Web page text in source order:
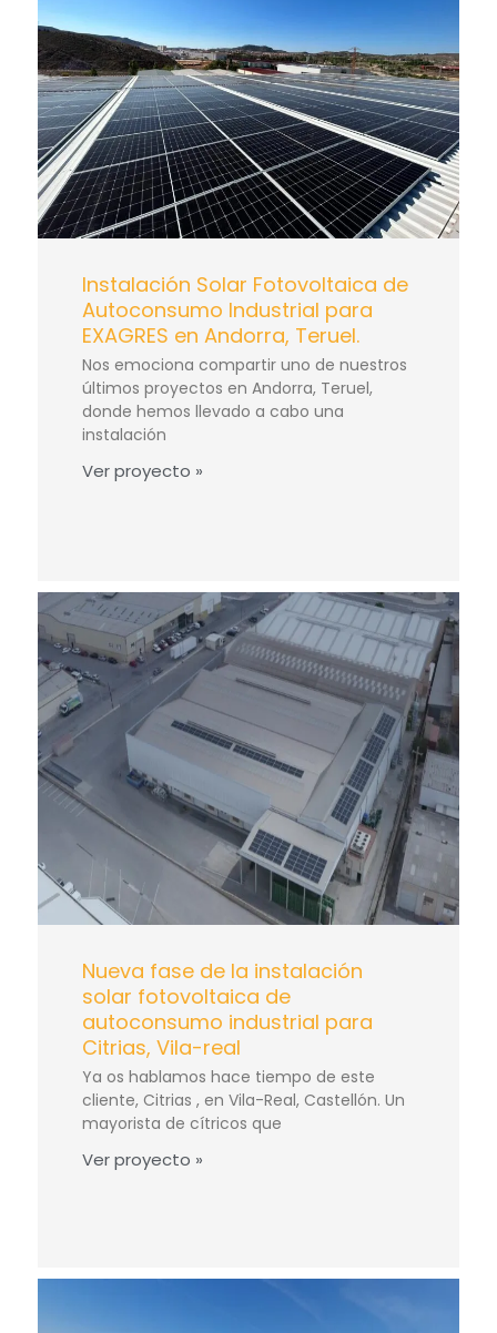
Instalación Solar Fotovoltaica de
Autoconsumo Industrial para
EXAGRES en Andorra, Teruel.
Nos emociona compartir uno de nuestros
últimos proyectos en Andorra, Teruel,
donde hemos llevado a cabo una
instalación
Ver proyecto »
Nueva fase de la instalación
solar fotovoltaica de
autoconsumo industrial para
Citrias, Vila-real
Ya os hablamos hace tiempo de este
cliente, Citrias , en Vila-Real, Castellón. Un
mayorista de cítricos que
Ver proyecto »